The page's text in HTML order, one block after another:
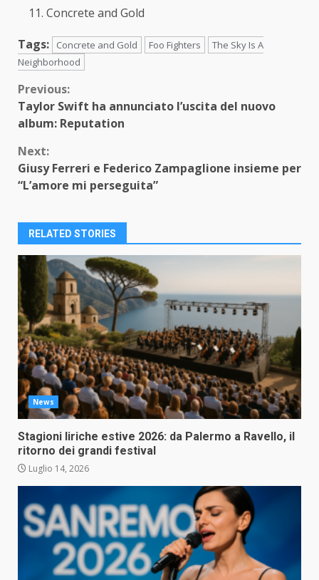
Concrete and Gold
Tags:
Concrete and Gold Foo Fighters
The Sky Is A
Neighborhood
Continue
Reading
Previous:
Taylor Swift ha annunciato l’uscita del nuovo
album: Reputation
Next:
Giusy Ferreri e Federico Zampaglione insieme per
“L’amore mi perseguita”
RELATED STORIES
News
Stagioni liriche estive 2026: da Palermo a Ravello, il
ritorno dei grandi festival
Luglio 14, 2026